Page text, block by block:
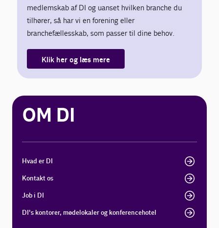
medlemskab af DI og uanset hvilken branche du
tilhører, så har vi en forening eller
branchefællesskab, som passer til dine behov.
Klik her og læs mere
OM DI
Hvad er DI
Kontakt os
Job i DI
DI's kontorer, mødelokaler og konferencehotel